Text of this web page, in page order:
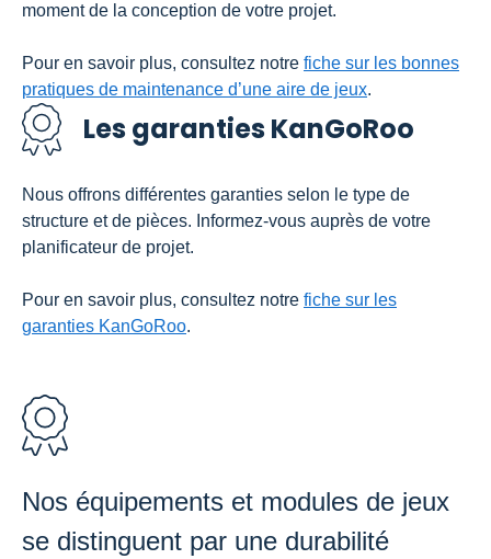
moment de la conception de votre projet.
Pour en savoir plus, consultez notre fiche sur les bonnes
pratiques de maintenance d’une aire de jeux.
Les garanties KanGoRoo
Nous offrons différentes garanties selon le type de
structure et de pièces. Informez-vous auprès de votre
planificateur de projet.
Pour en savoir plus, consultez notre fiche sur les
garanties KanGoRoo.
Nos équipements et modules de jeux
se distinguent par une durabilité